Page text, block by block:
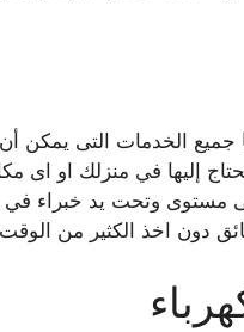
جميع الخدمات التى يمكن أن
إليها في منزلك او اى
مستوى وتحت يد خبراء في
دون اخذ الكثير من